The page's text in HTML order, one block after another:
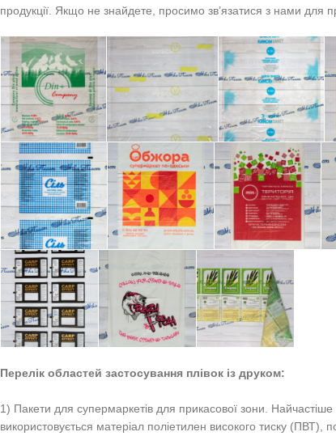
продукції. Якщо не знайдете, просимо зв’язатися з нами для
Перелік областей застосування плівок із друком:
1) Пакети для супермаркетів для прикасової зони.
використовується матеріал поліетилен високого тиску (ПВТ),